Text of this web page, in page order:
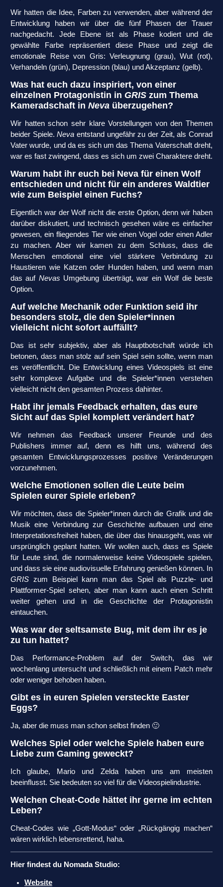
Wir hatten die Idee, Farben zu verwenden, aber während der
Entwicklung haben wir über die fünf Phasen der Trauer
nachgedacht. Jede Ebene ist als Phase kodiert und die
gewählte Farbe repräsentiert diese Phase und zeigt die
emotionale Reise von Gris: Verleugnung (grau), Wut (rot),
Verhandeln (grün), Depression (blau) und Akzeptanz (gelb).
Was hat euch dazu inspiriert, von einer
einzelnen Protagonistin in GRIS zum Thema
Kameradschaft in Neva überzugehen?
Wir hatten schon sehr klare Vorstellungen von den Themen
beider Spiele.Neva entstand ungefähr zu der Zeit, als Conrad
Vater wurde, und da es sich um das Thema Vaterschaft dreht,
war es fast zwingend, dass es sich um zwei Charaktere dreht.
Warum habt ihr euch bei Neva für einen Wolf
entschieden und nicht für ein anderes Waldtier
wie zum Beispiel einen Fuchs?
Eigentlich war der Wolf nicht die erste Option, denn wir haben
darüber diskutiert, und technisch gesehen wäre es einfacher
gewesen, ein fliegendes Tier wie einen Vogel oder einen Adler
zu machen. Aber wir kamen zu dem Schluss, dass die
Menschen emotional eine viel stärkere Verbindung zu
Haustieren wie Katzen oder Hunden haben, und wenn man
das auf Nevas Umgebung überträgt, war ein Wolf die beste
Option.
Auf welche Mechanik oder Funktion seid ihr
besonders stolz, die den Spieler*innen
vielleicht nicht sofort auffällt?
Das ist sehr subjektiv, aber als Hauptbotschaft würde ich
betonen, dass man stolz auf sein Spiel sein sollte, wenn man
es veröffentlicht. Die Entwicklung eines Videospiels ist eine
sehr komplexe Aufgabe und die Spieler*innen verstehen
vielleicht nicht den gesamten Prozess dahinter.
Habt ihr jemals Feedback erhalten, das eure
Sicht auf das Spiel komplett verändert hat?
Wir nehmen das Feedback unserer Freunde und des
Publishers immer auf, denn es hilft uns, während des
gesamten Entwicklungsprozesses positive Veränderungen
vorzunehmen.
Welche Emotionen sollen die Leute beim
Spielen eurer Spiele erleben?
Wir möchten, dass die Spieler*innen durch die Grafik und die
Musik eine Verbindung zur Geschichte aufbauen und eine
Interpretationsfreiheit haben, die über das hinausgeht, was wir
ursprünglich geplant hatten. Wir wollen auch, dass es Spiele
für Leute sind, die normalerweise keine Videospiele spielen,
und dass sie eine audiovisuelle Erfahrung genießen können. In
GRIS zum Beispiel kann man das Spiel als Puzzle- und
Plattformer-Spiel sehen, aber man kann auch einen Schritt
weiter gehen und in die Geschichte der Protagonistin
eintauchen.
Was war der seltsamste Bug, mit dem ihr es je
zu tun hattet?
Das Performance-Problem auf der Switch, das wir
wochenlang untersucht und schließlich mit einem Patch mehr
oder weniger behoben haben.
Gibt es in euren Spielen versteckte Easter
Eggs?
Ja, aber die muss man schon selbst finden 🙂
Welches Spiel oder welche Spiele haben eure
Liebe zum Gaming geweckt?
Ich glaube, Mario und Zelda haben uns am meisten
beeinflusst. Sie bedeuten so viel für die Videospielindustrie.
Welchen Cheat-Code hättet ihr gerne im echten
Leben?
Cheat-Codes wie „Gott-Modus“ oder „Rückgängig machen“
wären wirklich lebensrettend, haha.
Hier findest du Nomada Studio:
Website